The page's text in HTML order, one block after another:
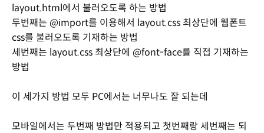
layout.html에서 불러오도록 하는 방법
두번째는 @import를 이용해서 layout.css 최상단에 웹폰트
css를 불러오도록 기재하는 방법
세번째는 layout.css 최상단에 @font-face를 직접 기재하는
방법
이 세가지 방법 모두 PC에서는 너무나도 잘 되는데
모바일에서는 두번째 방법만 적용되고 첫번째랑 세번째는 되